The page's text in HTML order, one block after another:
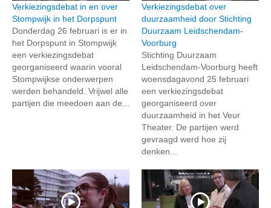
Verkiezingsdebat in en over
Stompwijk in het Dorpspunt
Donderdag 26 februari is er in
het Dorpspunt in Stompwijk
een verkiezingsdebat
georganiseerd waarin vooral
Stompwijkse onderwerpen
werden behandeld. Vrijwel alle
partijen die meedoen aan de...
Verkiezingsdebat over
duurzaamheid door Stichting
Duurzaam Leidschendam-
Voorburg
Stichting Duurzaam
Leidschendam-Voorburg heeft
woensdagavond 25 februari
een verkiezingsdebat
georganiseerd over
duurzaamheid in het Veur
Theater. De partijen werd
gevraagd werd hoe zij
denken...